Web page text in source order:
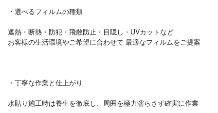
・選べるフィルムの種類
遮熱・断熱・防犯・飛散防止・目隠し・UVカットなど
お客様の生活環境やご希望に合わせて 最適なフィルムをご提案
・丁寧な作業と仕上がり
水貼り施工時は養生を徹底し、周囲を極力濡らさず確実に作業